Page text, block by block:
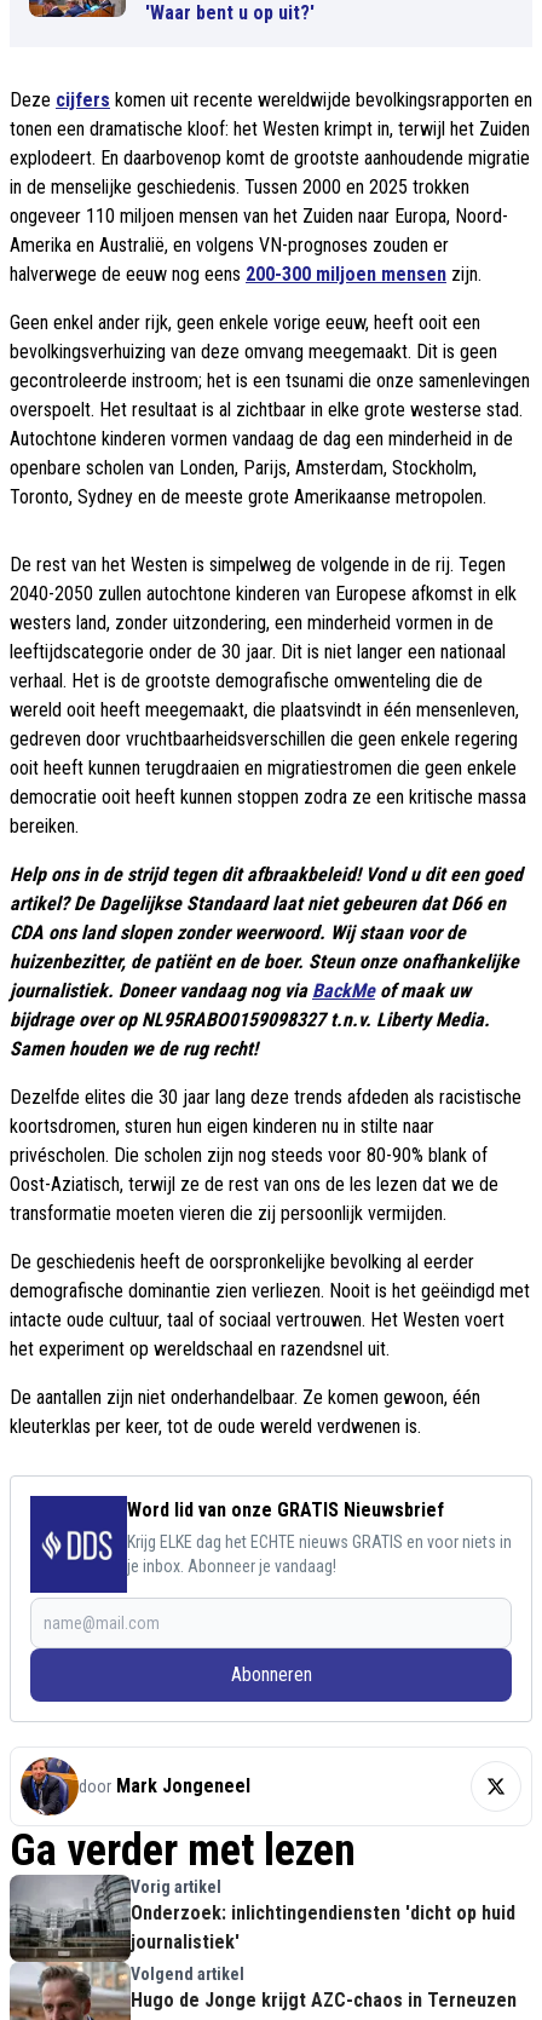
'Waar bent u op uit?'
Deze cijfers komen uit recente wereldwijde bevolkingsrapporten en
tonen een dramatische kloof: het Westen krimpt in, terwijl het Zuiden
explodeert. En daarbovenop komt de grootste aanhoudende migratie
in de menselijke geschiedenis. Tussen 2000 en 2025 trokken
ongeveer 110 miljoen mensen van het Zuiden naar Europa, Noord-
Amerika en Australië, en volgens VN-prognoses zouden er
halverwege de eeuw nog eens 200-300 miljoen mensen zijn.
Geen enkel ander rijk, geen enkele vorige eeuw, heeft ooit een
bevolkingsverhuizing van deze omvang meegemaakt. Dit is geen
gecontroleerde instroom; het is een tsunami die onze samenlevingen
overspoelt. Het resultaat is al zichtbaar in elke grote westerse stad.
Autochtone kinderen vormen vandaag de dag een minderheid in de
openbare scholen van Londen, Parijs, Amsterdam, Stockholm,
Toronto, Sydney en de meeste grote Amerikaanse metropolen.
De rest van het Westen is simpelweg de volgende in de rij. Tegen
2040-2050 zullen autochtone kinderen van Europese afkomst in elk
westers land, zonder uitzondering, een minderheid vormen in de
leeftijdscategorie onder de 30 jaar. Dit is niet langer een nationaal
verhaal. Het is de grootste demografische omwenteling die de
wereld ooit heeft meegemaakt, die plaatsvindt in één mensenleven,
gedreven door vruchtbaarheidsverschillen die geen enkele regering
ooit heeft kunnen terugdraaien en migratiestromen die geen enkele
democratie ooit heeft kunnen stoppen zodra ze een kritische massa
bereiken.
Help ons in de strijd tegen dit afbraakbeleid! Vond u dit een goed
artikel? De Dagelijkse Standaard laat niet gebeuren dat D66 en
CDA ons land slopen zonder weerwoord. Wij staan voor de
huizenbezitter, de patiënt en de boer. Steun onze onafhankelijke
journalistiek. Doneer vandaag nog via BackMeof maak uw
bijdrage over op NL95RABO0159098327 t.n.v. Liberty Media.
Samen houden we de rug recht!
Dezelfde elites die 30 jaar lang deze trends afdeden als racistische
koortsdromen, sturen hun eigen kinderen nu in stilte naar
privéscholen. Die scholen zijn nog steeds voor 80-90% blank of
Oost-Aziatisch, terwijl ze de rest van ons de les lezen dat we de
transformatie moeten vieren die zij persoonlijk vermijden.
De geschiedenis heeft de oorspronkelijke bevolking al eerder
demografische dominantie zien verliezen. Nooit is het geëindigd met
intacte oude cultuur, taal of sociaal vertrouwen. Het Westen voert
het experiment op wereldschaal en razendsnel uit.
De aantallen zijn niet onderhandelbaar. Ze komen gewoon, één
kleuterklas per keer, tot de oude wereld verdwenen is.
Word lid van onze GRATIS Nieuwsbrief
Krijg ELKE dag het ECHTE nieuws GRATIS en voor niets in
je inbox. Abonneer je vandaag!
Abonneren
door Mark Jongeneel
Ga verder met lezen
Vorig artikel
Onderzoek: inlichtingendiensten 'dicht op huid
journalistiek'
Volgend artikel
Hugo de Jonge krijgt AZC-chaos in Terneuzen